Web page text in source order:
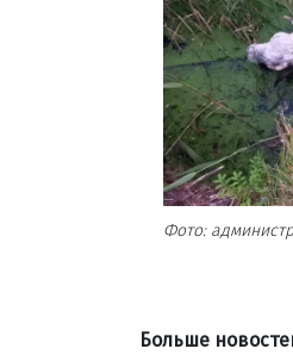
Фото:
Больше